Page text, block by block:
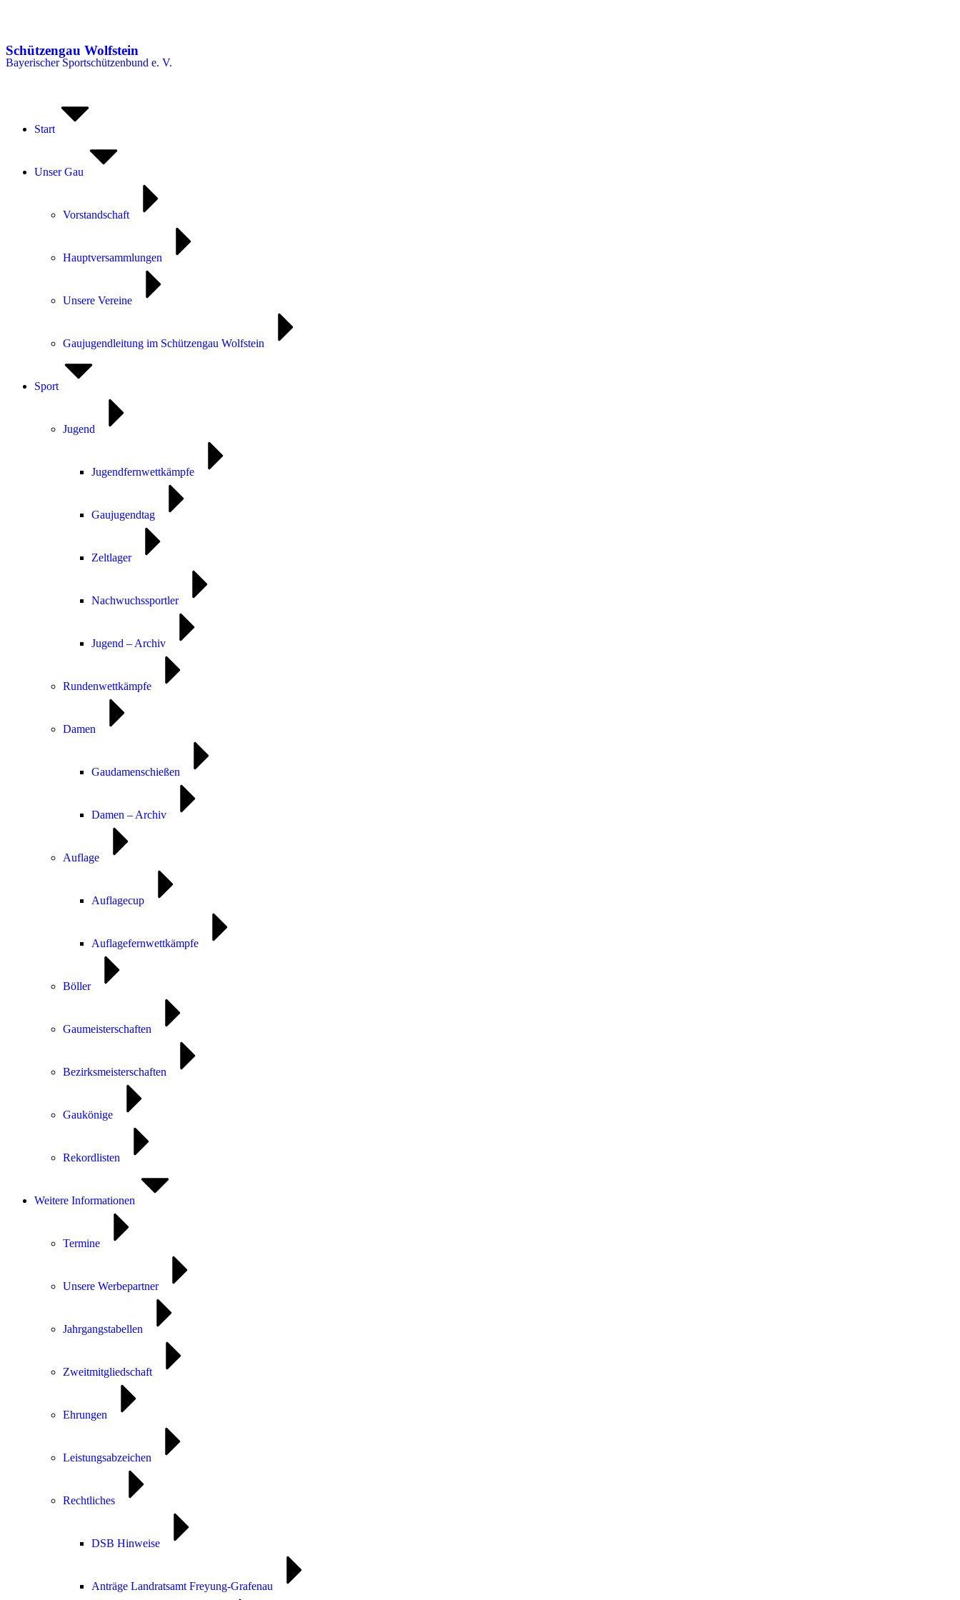
Schützengau Wolfstein
Bayerischer Sportschützenbund e. V.
Start
Unser Gau
Vorstandschaft
Hauptversammlungen
Unsere Vereine
Gaujugendleitung im Schützengau Wolfstein
Sport
Jugend
Jugendfernwettkämpfe
Gaujugendtag
Zeltlager
Nachwuchssportler
Jugend – Archiv
Rundenwettkämpfe
Damen
Gaudamenschießen
Damen – Archiv
Auflage
Auflagecup
Auflagefernwettkämpfe
Böller
Gaumeisterschaften
Bezirksmeisterschaften
Gaukönige
Rekordlisten
Weitere Informationen
Termine
Unsere Werbepartner
Jahrgangstabellen
Zweitmitgliedschaft
Ehrungen
Leistungsabzeichen
Rechtliches
DSB Hinweise
Anträge Landratsamt Freyung-Grafenau